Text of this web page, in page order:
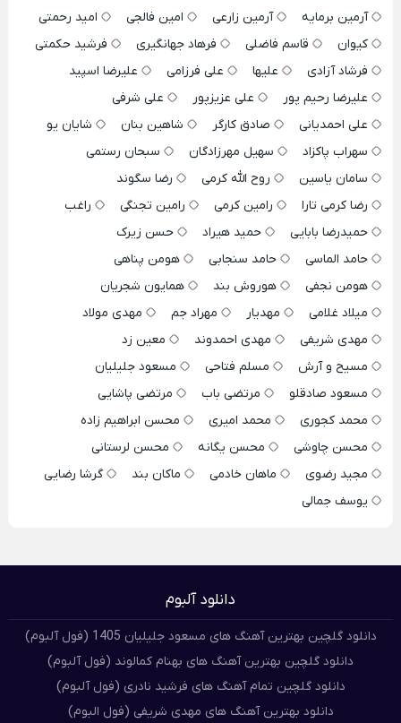
آرمین برمایه
آرمین زارعی امین فالجی
امید رحمتی
کیوان
قاسم فاضلی فرهاد جهانگیری
فرشید حکمتی
فرشاد آزادی
علیها علی فرزامی
علیرضا اسپید
علیرضا رحیم پور
علی عزیزپور
علی شرفی
علی احمدیانی
صادق کارگر شاهین بنان
شایان یو
سهراب پاکزاد
سهیل مهرزادگان
سبحان رستمی
سامان یاسین
روح الله کرمی
رضا سگوند
رضا کرمی تارا
رامین کرمی رامین تجنگی
راغب
حمیدرضا بابایی
حمید هیراد
حسن زیرک
حامد الماسی
حامد سنجابی
هومن پناهی
هومن نجفی
هوروش بند
همایون شجریان
میلاد غلامی
مهدیار مهراد جم
مهدی مولاد
مهدی شریفی
مهدی احمدوند
معین زد
مسیح و آرش
مسلم فتاحی
مسعود جلیلیان
مسعود صادقلو
مرتضی باب
مرتضی پاشایی
محمد کجوری
محمد امیری
محسن ابراهیم زاده
محسن چاوشی
محسن یگانه
محسن لرستانی
مجید رضوی
ماهان خادمی ماکان بند
گرشا رضایی
یوسف جمالی
دانلود آلبوم
دانلود گلچین بهترین آهنگ های مسعود جلیلیان 1405 (فول آلبوم)
دانلود گلچین بهترین آهنگ های بهنام کمالوند (فول آلبوم)
دانلود گلچین تمام آهنگ های فرشید نادری (فول آلبوم)
دانلود بهترین آهنگ های مهدی شریفی (فول البوم)